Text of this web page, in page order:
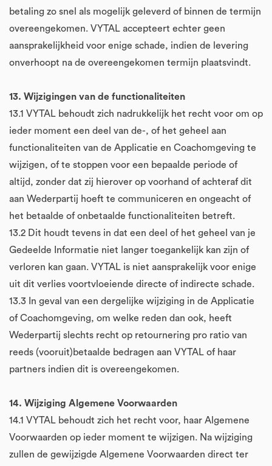
betaling zo snel als mogelijk geleverd of binnen de termijn
overeengekomen. VYTAL accepteert echter geen
aansprakelijkheid voor enige schade, indien de levering
onverhoopt na de overeengekomen termijn plaatsvindt.
13. Wijzigingen van de functionaliteiten
13.1 VYTAL behoudt zich nadrukkelijk het recht voor om op
ieder moment een deel van de-, of het geheel aan
functionaliteiten van de Applicatie en Coachomgeving te
wijzigen, of te stoppen voor een bepaalde periode of
altijd, zonder dat zij hierover op voorhand of achteraf dit
aan Wederpartij hoeft te communiceren en ongeacht of
het betaalde of onbetaalde functionaliteiten betreft.
13.2 Dit houdt tevens in dat een deel of het geheel van je
Gedeelde Informatie niet langer toegankelijk kan zijn of
verloren kan gaan. VYTAL is niet aansprakelijk voor enige
uit dit verlies voortvloeiende directe of indirecte schade.
13.3 In geval van een dergelijke wijziging in de Applicatie
of Coachomgeving, om welke reden dan ook, heeft
Wederpartij slechts recht op retournering pro ratio van
reeds (vooruit)betaalde bedragen aan VYTAL of haar
partners indien dit is overeengekomen.
14. Wijziging Algemene Voorwaarden
14.1 VYTAL behoudt zich het recht voor, haar Algemene
Voorwaarden op ieder moment te wijzigen. Na wijziging
zullen de gewijzigde Algemene Voorwaarden direct ter